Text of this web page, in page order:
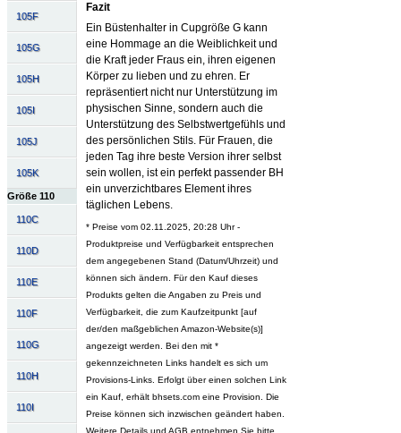
105F
105G
105H
105I
105J
105K
Größe 110
110C
110D
110E
110F
110G
110H
110I
Fazit
Ein Büstenhalter in Cupgröße G kann
eine Hommage an die Weiblichkeit und
die Kraft jeder Fraus ein, ihren eigenen
Körper zu lieben und zu ehren. Er
repräsentiert nicht nur Unterstützung im
physischen Sinne, sondern auch die
Unterstützung des Selbstwertgefühls und
des persönlichen Stils. Für Frauen, die
jeden Tag ihre beste Version ihrer selbst
sein wollen, ist ein perfekt passender BH
ein unverzichtbares Element ihres
täglichen Lebens.
* Preise vom 02.11.2025, 20:28 Uhr -
Produktpreise und Verfügbarkeit entsprechen
dem angegebenen Stand (Datum/Uhrzeit) und
können sich ändern. Für den Kauf dieses
Produkts gelten die Angaben zu Preis und
Verfügbarkeit, die zum Kaufzeitpunkt [auf
der/den maßgeblichen Amazon-Website(s)]
angezeigt werden. Bei den mit *
gekennzeichneten Links handelt es sich um
Provisions-Links. Erfolgt über einen solchen Link
ein Kauf, erhält bhsets.com eine Provision. Die
Preise können sich inzwischen geändert haben.
Weitere Details und AGB entnehmen Sie bitte